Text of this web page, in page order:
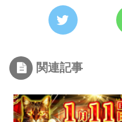
関連記事